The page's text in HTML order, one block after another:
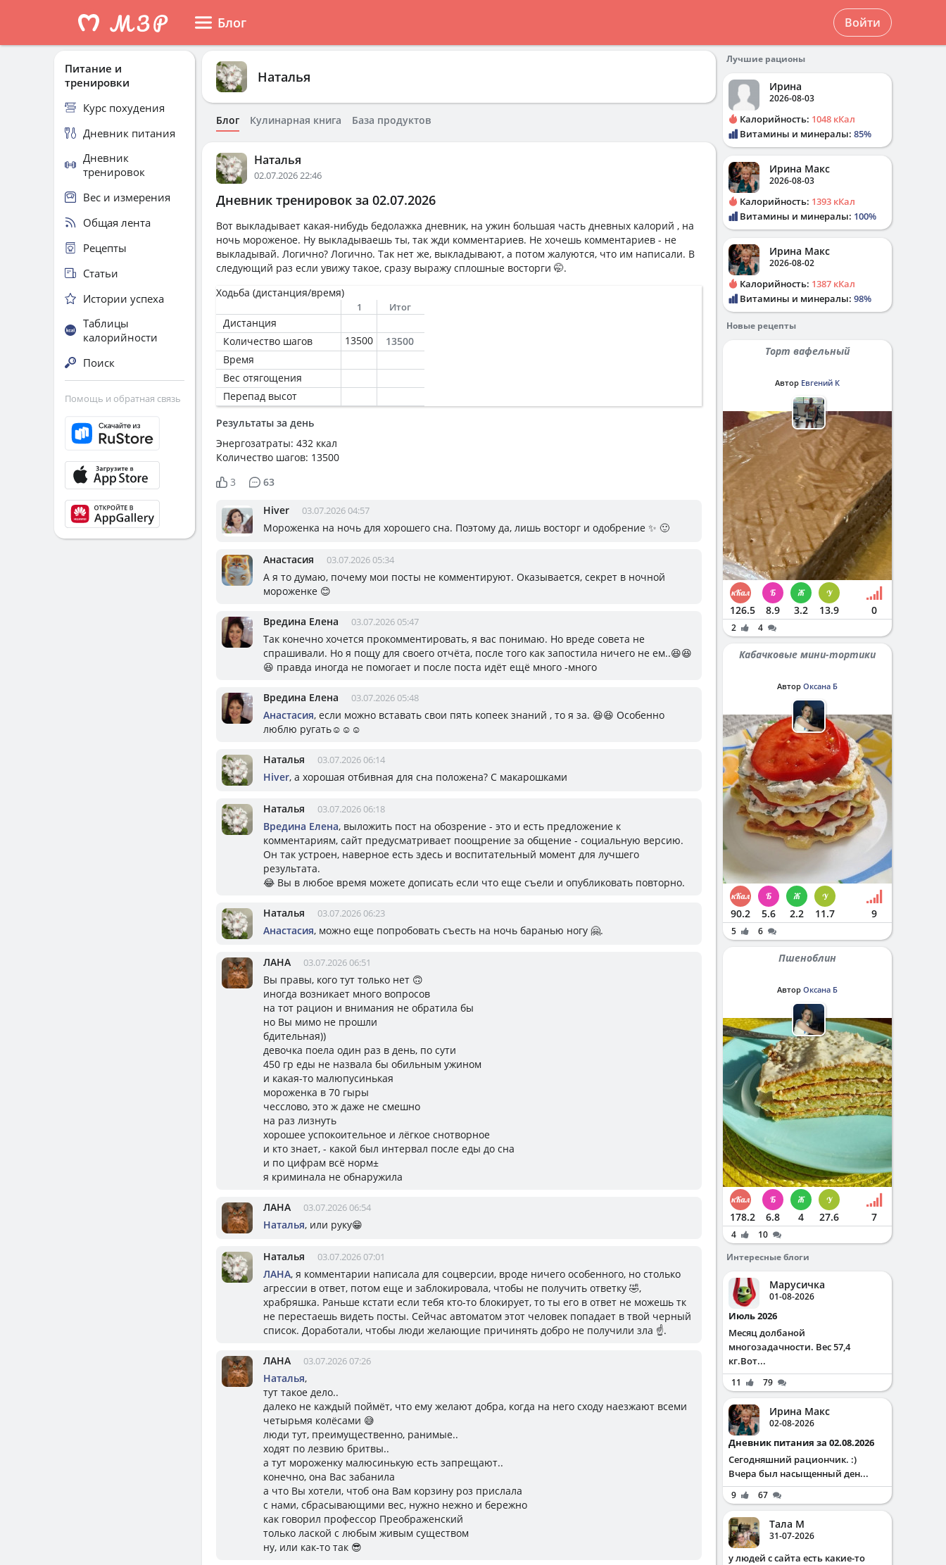
Блог Войти
Наталья
Блог Кулинарная книга База продуктов
Наталья
02.07.2026 22:46
Дневник тренировок за 02.07.2026
Вот выкладывает какая-нибудь бедолажка дневник, на ужин большая часть дневных калорий , на
ночь мороженое. Ну выкладываешь ты, так жди комментариев. Не хочешь комментариев - не
выкладывай. Логично? Логично. Так нет же, выкладывают, а потом жалуются, что им написали. В
следующий раз если увижу такое, сразу выражу сплошные восторги 🤭.
Ходьба (дистанция/время)
1 Итог
Дистанция
Количество шагов
13500
13500
Время
Вес отягощения
Перепад высот
Результаты за день
Энергозатраты: 432 ккал
Количество шагов: 13500
3
63
Hiver 03.07.2026 04:57
Мороженка на ночь для хорошего сна. Поэтому да, лишь восторг и одобрение ✨ 🙂
Анастасия 03.07.2026 05:34
А я то думаю, почему мои посты не комментируют. Оказывается, секрет в ночной
мороженке 😊
Вредина Елена 03.07.2026 05:47
Так конечно хочется прокомментировать, я вас понимаю. Но вреде совета не
спрашивали. Но я пощу для своего отчёта, после того как запостила ничего не ем..😆😆
😆 правда иногда не помогает и после поста идёт ещё много -много
Вредина Елена 03.07.2026 05:48
Анастасия, если можно вставать свои пять копеек знаний , то я за. 😆😆 Особенно
люблю ругать☺️☺️☺️
Наталья 03.07.2026 06:14
Hiver, а хорошая отбивная для сна положена? С макарошками
Наталья 03.07.2026 06:18
Вредина Елена, выложить пост на обозрение - это и есть предложение к
комментариям, сайт предусматривает поощрение за общение - социальную версию.
Он так устроен, наверное есть здесь и воспитательный момент для лучшего
результата.
😂 Вы в любое время можете дописать если что еще съели и опубликовать повторно.
Наталья 03.07.2026 06:23
Анастасия, можно еще попробовать съесть на ночь баранью ногу 🤗.
ЛАНА 03.07.2026 06:51
Вы правы, кого тут только нет 🙃
иногда возникает много вопросов
на тот рацион и внимания не обратила бы
но Вы мимо не прошли
бдительная))
девочка поела один раз в день, по сути
450 гр еды не назвала бы обильным ужином
и какая-то малюпусинькая
мороженка в 70 гыры
чесслово, это ж даже не смешно
на раз лизнуть
хорошее успокоительное и лёгкое снотворное
и кто знает, - какой был интервал после еды до сна
и по цифрам всё норм±
я криминала не обнаружила
ЛАНА 03.07.2026 06:54
Наталья, или руку😁
Наталья 03.07.2026 07:01
ЛАНА, я комментарии написала для соцверсии, вроде ничего особенного, но столько
агрессии в ответ, потом еще и заблокировала, чтобы не получить ответку 🤣,
храбряшка. Раньше кстати если тебя кто-то блокирует, то ты его в ответ не можешь тк
не перестаешь видеть посты. Сейчас автоматом этот человек попадает в твой черный
список. Доработали, чтобы люди желающие причинять добро не получили зла ☝️.
ЛАНА 03.07.2026 07:26
Наталья,
тут такое дело..
далеко не каждый поймёт, что ему желают добра, когда на него сходу наезжают всеми
четырьмя колёсами 😅
люди тут, преимущественно, ранимые..
ходят по лезвию бритвы..
а тут мороженку малюсинькую есть запрещают..
конечно, она Вас забанила
а что Вы хотели, чтоб она Вам корзину роз прислала
с нами, сбрасывающими вес, нужно нежно и бережно
как говорил профессор Преображенский
только лаской с любым живым существом
ну, или как-то так 😎
Питание и
тренировки
Курс похудения
Дневник питания
Дневник
тренировок
Вес и измерения
Общая лента
Рецепты
Статьи
Истории успеха
Таблицы
калорийности
Поиск
Помощь и обратная связь
Лучшие рационы
Ирина
2026-08-03
Калорийность: 1048 кКал
Витамины и минералы: 85%
Ирина Макс
2026-08-03
Калорийность: 1393 кКал
Витамины и минералы: 100%
Ирина Макс
2026-08-02
Калорийность: 1387 кКал
Витамины и минералы: 98%
Новые рецепты
Торт вафельный
Автор Евгений К
126.5 8.9 3.2 13.9 0
2 4
Кабачковые мини-тортики
Автор Оксана Б
90.2 5.6 2.2 11.7 9
5 6
Пшеноблин
Автор Оксана Б
178.2 6.8 4 27.6 7
4
10
Интересные блоги
Марусичка
01-08-2026
Июль 2026
Месяц долбаной
многозадачности. Вес 57,4
кг.Вот...
11 79
Ирина Макс
02-08-2026
Дневник питания за 02.08.2026
Сегодняшний рациончик. :)
Вчера был насыщенный ден...
9 67
Тала М
31-07-2026
у людей с сайта есть какие-то